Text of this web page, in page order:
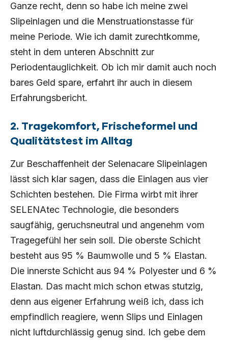
Ganze recht, denn so habe ich meine zwei
Slipeinlagen und die Menstruationstasse für
meine Periode. Wie ich damit zurechtkomme,
steht in dem unteren Abschnitt zur
Periodentauglichkeit. Ob ich mir damit auch noch
bares Geld spare, erfahrt ihr auch in diesem
Erfahrungsbericht.
2. Tragekomfort, Frischeformel und
Qualitätstest im Alltag
Zur Beschaffenheit der Selenacare Slipeinlagen
lässt sich klar sagen, dass die Einlagen aus vier
Schichten bestehen. Die Firma wirbt mit ihrer
SELENAtec Technologie, die besonders
saugfähig, geruchsneutral und angenehm vom
Tragegefühl her sein soll. Die oberste Schicht
besteht aus 95 % Baumwolle und 5 % Elastan.
Die innerste Schicht aus 94 % Polyester und 6 %
Elastan. Das macht mich schon etwas stutzig,
denn aus eigener Erfahrung weiß ich, dass ich
empfindlich reagiere, wenn Slips und Einlagen
nicht luftdurchlässig genug sind. Ich gebe dem